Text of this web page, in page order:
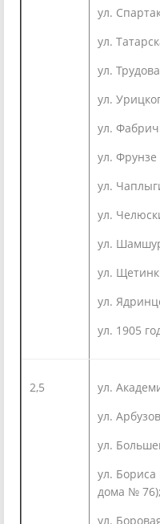
ул.
ул.
ул.
ул.
ул.
ул.
ул.
ул.
ул.
ул.
ул.
ул. 1905
2,5
ул.
ул.
ул.
ул. Бориса
дома № 76);
ул.